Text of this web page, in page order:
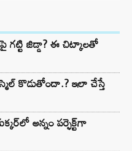
గట్టి జిడ్డా? ఈ చిట్కాలతో
కొడుతోందా.? ఇలా చేస్తే
అన్నం పర్ఫెక్ట్‌గా